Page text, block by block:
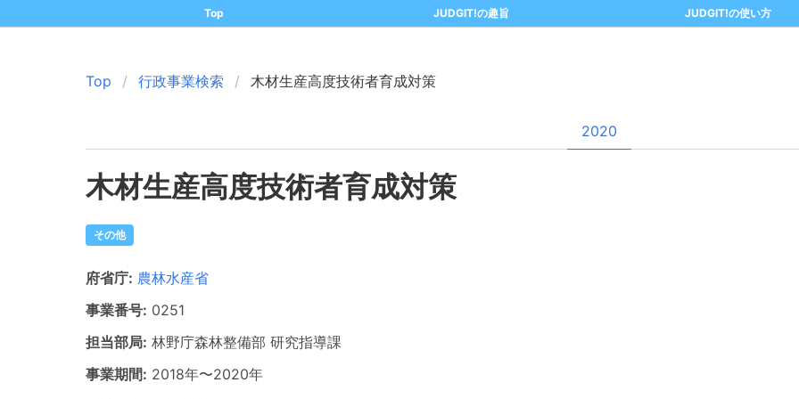
Top JUDGIT!の趣旨 JUDGIT!の使い方
Top 行政事業検索 木材生産高度技術者育成対策
2020
木材生産高度技術者育成対策
その他
府省庁: 農林水産省
事業番号: 0251
担当部局: 林野庁森林整備部 研究指導課
事業期間: 2018年〜2020年